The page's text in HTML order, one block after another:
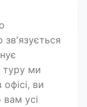
туру ми
ви
усі